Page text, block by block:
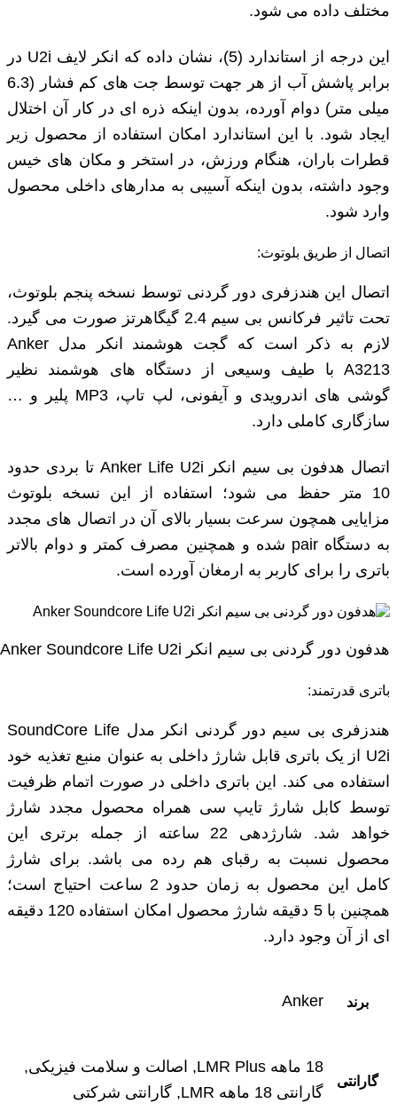
مختلف داده می شود.
این درجه از استاندارد (5)، نشان داده که انکر لایف U2i در
برابر پاشش آب از هر جهت توسط جت های کم فشار (6.3
میلی متر) دوام آورده، بدون اینکه ذره ای در کار آن اختلال
ایجاد شود. با این استاندارد امکان استفاده از محصول زیر
قطرات باران، هنگام ورزش، در استخر و مکان های خیس
وجود داشته، بدون اینکه آسیبی به مدارهای داخلی محصول
وارد شود.
اتصال از طریق بلوتوث:
اتصال این هندزفری دور گردنی توسط نسخه پنجم بلوتوث،
تحت تاثیر فرکانس بی سیم 2.4 گیگاهرتز صورت می گیرد.
لازم به ذکر است که گجت هوشمند انکر مدل Anker
A3213 با طیف وسیعی از دستگاه های هوشمند نظیر
گوشی های اندرویدی و آیفونی، لپ تاپ، MP3 پلیر و …
سازگاری کاملی دارد.
اتصال هدفون بی سیم انکر Anker Life U2i تا بردی حدود
10 متر حفظ می شود؛ استفاده از این نسخه بلوتوث
مزایایی همچون سرعت بسیار بالای آن در اتصال های مجدد
به دستگاه pair شده و همچنین مصرف کمتر و دوام بالاتر
باتری را برای کاربر به ارمغان آورده است.
هدفون دور گردنی بی‌ سیم انکر Anker Soundcore Life U2i
باتری قدرتمند:
هندزفری بی سیم دور گردنی انکر مدل SoundCore Life
U2i از یک باتری قابل شارژ داخلی به عنوان منبع تغذیه خود
استفاده می کند. این باتری داخلی در صورت اتمام ظرفیت
توسط کابل شارژ تایپ سی همراه محصول مجدد شارژ
خواهد شد. شارژدهی 22 ساعته از جمله برتری این
محصول نسبت به رقبای هم رده می باشد. برای شارژ
کامل این محصول به زمان حدود 2 ساعت احتیاج است؛
همچنین با 5 دقیقه شارژ محصول امکان استفاده 120 دقیقه
ای از آن وجود دارد.
برند Anker
گارانتی
18 ماهه LMR Plus, اصالت و سلامت فیزیکی,
گارانتی 18 ماهه LMR, گارانتی شرکتی